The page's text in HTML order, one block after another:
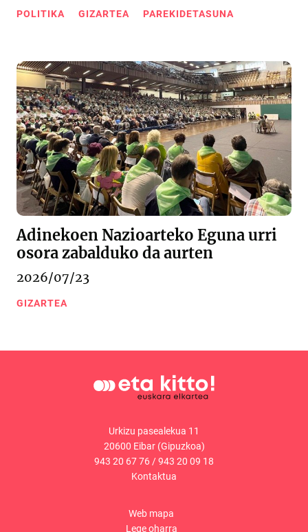
POLITIKA GIZARTEA PAREKIDETASUNA
Adinekoen Nazioarteko Eguna urri
osora zabalduko da aurten
2026/07/23
GIZARTEA
Urkizu pasealekua 11
20600 Eibar (Gipuzkoa)
943 20 67 76/943 20 09 18
Kontaktua
Web mapa
Lege oharra